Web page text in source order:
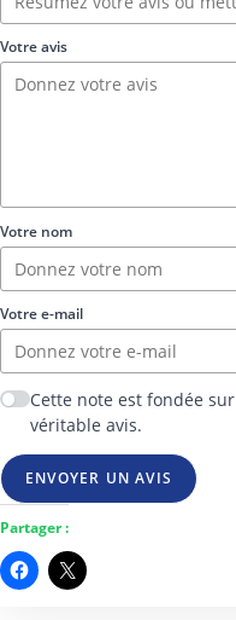
Votre avis
Votre nom
Votre e-mail
Cette note est fondée
véritable avis.
ENVOYER UN AVIS
Partager :